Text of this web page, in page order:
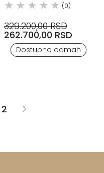
(0)
329.200,00 RSD
262.700,00 RSD
Dostupno odmah
2